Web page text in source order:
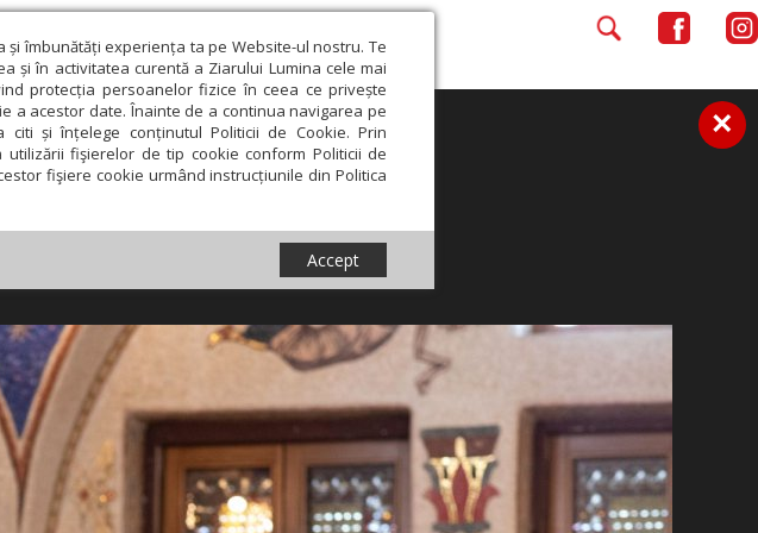
îmbunătăți experiența ta pe Website-ul nostru. Te
și în activitatea curentă a Ziarului Lumina cele mai
protecția persoanelor fizice în ceea ce privește
a acestor date. Înainte de a continua navigarea pe
și înțelege conținutul Politicii de Cookie. Prin
fişierelor de tip cookie conform Politicii de
fişiere cookie urmând instrucțiunile din Politica
Accept
×